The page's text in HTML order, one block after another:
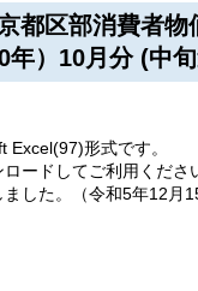
区部消費者物
年）10月分 (中旬
Excel(97)形式です。
ードしてご利用くださ
した。（令和5年12月